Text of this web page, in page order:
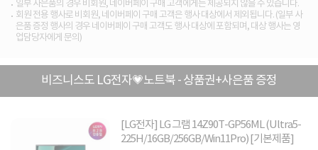
일부 사은품의 경우 비회원, 네이버페이 구매 고객에게는 제공되지 않을 수 있습니다.
회원 전용 행사로 비회원, 네이버페이 구매 고객은 행사 대상에서 제외됩니다. (일부 사
은품 증정 행사의 경우 네이버페이 구매 고객도 행사 대상에 포함되며, 대상 행사는 영
업담당자에게 문의)
비즈니스도 LG전자💗노트북 - 상품권+사은품 증정
[LG전자] LG 그램 14Z90T-GP56ML (Ultra5-
225H/16GB/256GB/Win11Pro) [기본제품]